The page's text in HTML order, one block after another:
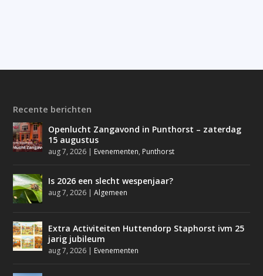
Recente berichten
Openlucht Zangavond in Punthorst – zaterdag
15 augustus
aug 7, 2026 | Evenementen, Punthorst
Is 2026 een slecht wespenjaar?
aug 7, 2026 |Algemeen
Extra Activiteiten Huttendorp Staphorst ivm 25
jarig jubileum
aug 7, 2026 | Evenementen